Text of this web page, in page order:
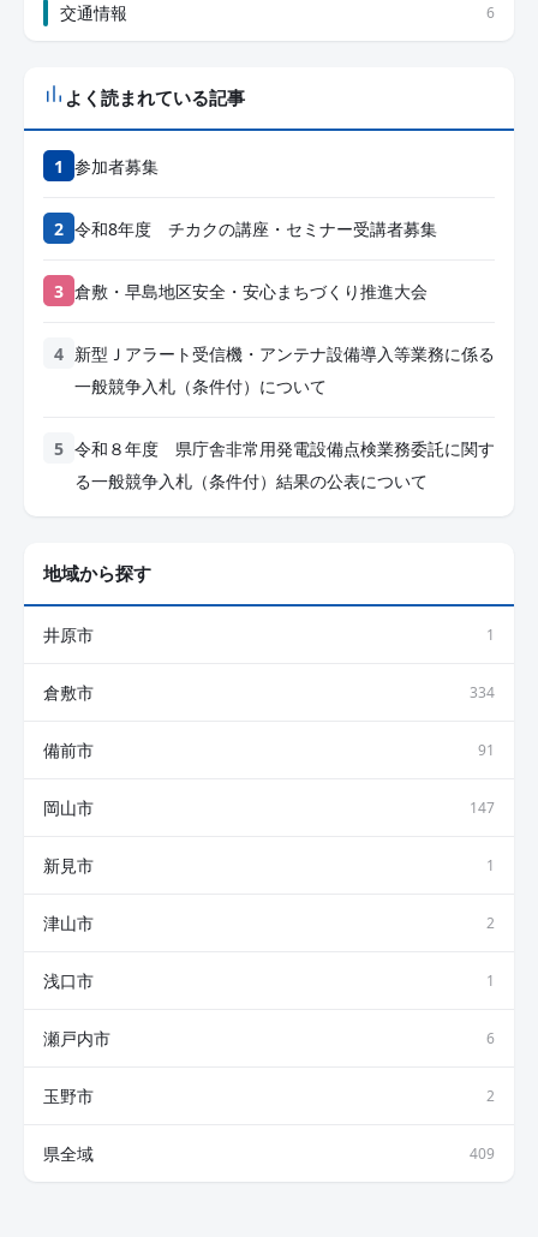
交通情報 6
よく読まれている記事
参加者募集
令和8年度 チカクの講座・セミナー受講者募集
倉敷・早島地区安全・安心まちづくり推進大会
新型Ｊアラート受信機・アンテナ設備導入等業務に係る
一般競争入札（条件付）について
令和８年度 県庁舎非常用発電設備点検業務委託に関す
る一般競争入札（条件付）結果の公表について
地域から探す
井原市 1
倉敷市 334
備前市 91
岡山市 147
新見市 1
津山市 2
浅口市 1
瀬戸内市 6
玉野市 2
県全域 409